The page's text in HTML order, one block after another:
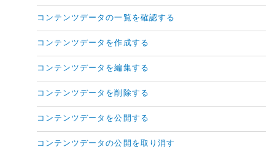
コンテンツデータの一覧を確認する
コンテンツデータを作成する
コンテンツデータを編集する
コンテンツデータを削除する
コンテンツデータを公開する
コンテンツデータの公開を取り消す